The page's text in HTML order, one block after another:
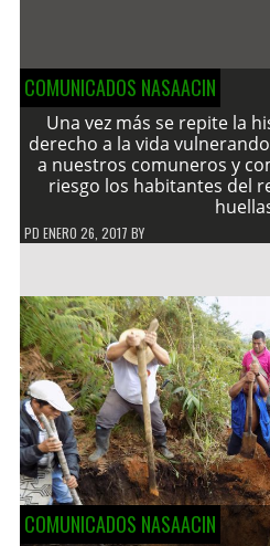
COMUNICADOS NASAACIN
Una vez más se repite la
derecho a la vida
a nuestros comuneros y
riesgo los habitantes del
PD ENERO 26, 2017 BY
COMUNICADOS NASAACIN